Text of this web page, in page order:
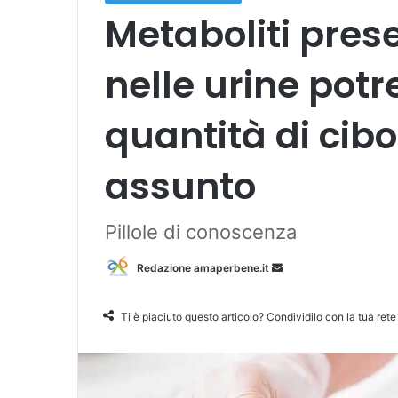
Metaboliti
nelle urine
quantità di
assunto
Pillole di conoscenza
Redazione amaperbene.it
a
Ti è piaciuto questo articolo? Condividilo con la tua rete